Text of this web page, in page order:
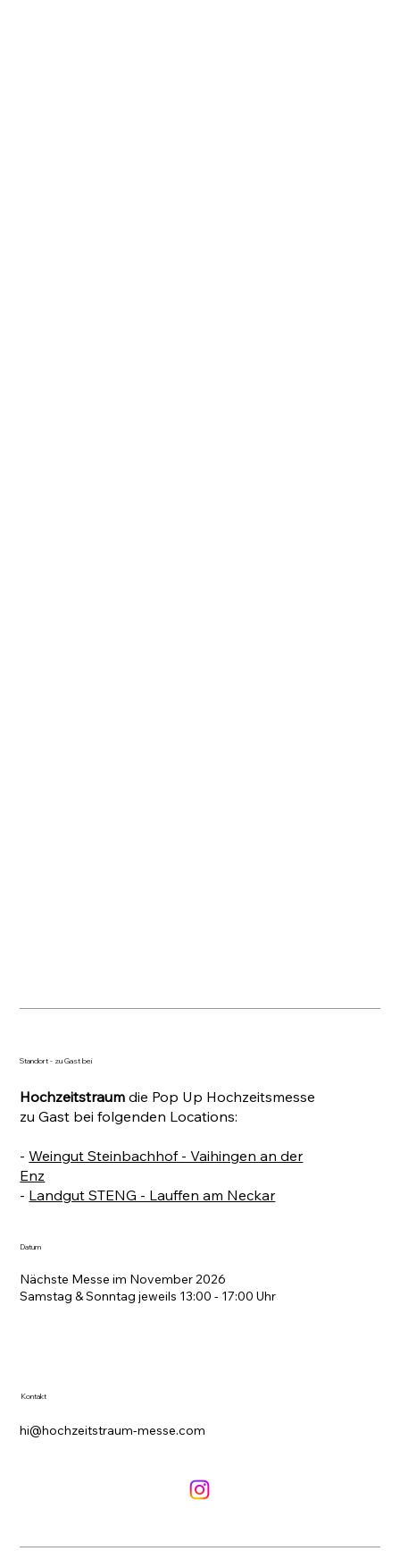
Standort - zu Gast bei
Hochzeitstraumdie Pop Up Hochzeitsmesse
zu Gast bei folgenden Locations:
-Weingut Steinbachhof - Vaihingen an der
Enz
- Landgut STENG - Lauffen am Neckar
Nächste Messe im November 2026
Samstag & Sonntag jeweils 13:00 - 17:00 Uhr
Datum
hi@hochzeitstraum-messe.com
Kontakt